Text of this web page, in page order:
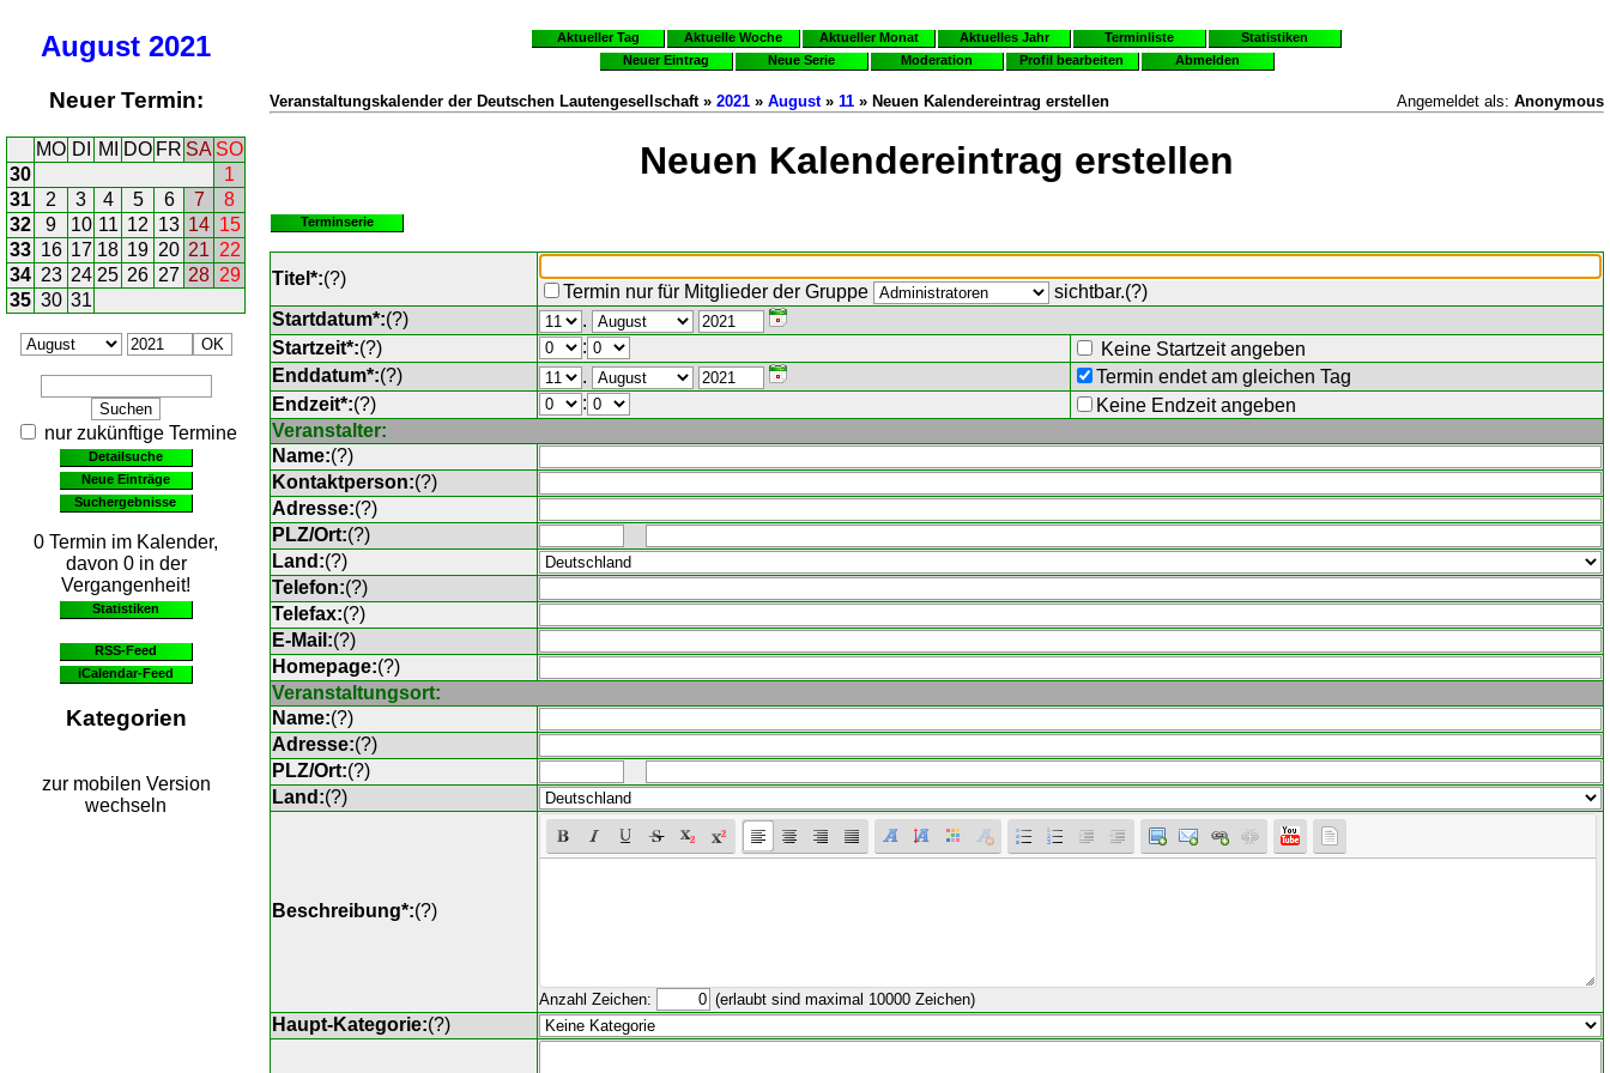
August 2021
Neuer Termin:
MO DI MI DO FR SA SO
30
1
31
2 3 4 5 6 7
8
32
9 10 11 12 13 14 15
33 16 17 18 19 20 21 22
34 23 24 25 26 27 28 29
35 30 31
nur zukünftige Termine
Detailsuche
Neue Einträge
Suchergebnisse
0 Termin im Kalender,
davon 0 in der
Vergangenheit!
Statistiken
RSS-Feed
iCalendar-Feed
Kategorien
zur mobilen Version
wechseln
Aktueller Tag Aktuelle Woche Aktueller Monat Aktuelles Jahr Terminliste
Statistiken
Neuer Eintrag
Neue Serie Moderation Profil bearbeiten Abmelden
Veranstaltungskalender der Deutschen Lautengesellschaft » 2021 » August» 11 » Neuen Kalendereintrag erstellen Angemeldet als: Anonymous
Neuen Kalendereintrag erstellen
Terminserie
Titel*:(?)
Termin nur für Mitglieder der Gruppe sichtbar.(?)
Startdatum*:(?)
.
Startzeit*:(?) :
Keine Startzeit angeben
Enddatum*:(?) .
Termin endet am gleichen Tag
Endzeit*:(?) :
Keine Endzeit angeben
Veranstalter:
Name:(?)
Kontaktperson:(?)
Adresse:(?)
PLZ/Ort:(?)
Land:(?)
Telefon:(?)
Telefax:(?)
E-Mail:(?)
Homepage:(?)
Veranstaltungsort:
Name:(?)
Adresse:(?)
PLZ/Ort:(?)
Land:(?)
Beschreibung*:(?)
Anzahl Zeichen: (erlaubt sind maximal 10000 Zeichen)
Haupt-Kategorie:(?)